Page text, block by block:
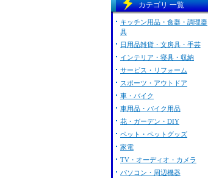
カテゴリ 一覧
キッチン用品・食器・調理器
具
日用品雑貨・文房具・手芸
インテリア・寝具・収納
サービス・リフォーム
スポーツ・アウトドア
車・バイク
車用品・バイク用品
花・ガーデン・DIY
ペット・ペットグッズ
家電
TV・オーディオ・カメラ
パソコン・周辺機器